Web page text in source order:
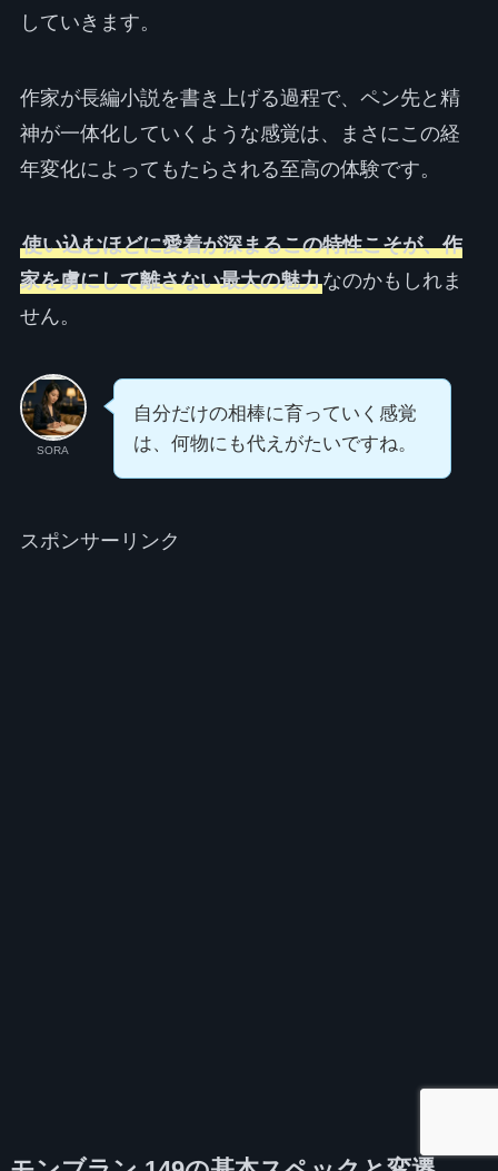
していきます。
作家が長編小説を書き上げる過程で、ペン先と精
神が一体化していくような感覚は、まさにこの経
年変化によってもたらされる至高の体験です。
使い込むほどに愛着が深まるこの特性こそが、作
家を虜にして離さない最大の魅力なのかもしれま
せん。
SORA
自分だけの相棒に育っていく感覚
は、何物にも代えがたいですね。
スポンサーリンク